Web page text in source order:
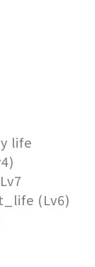
life
(Lv6)